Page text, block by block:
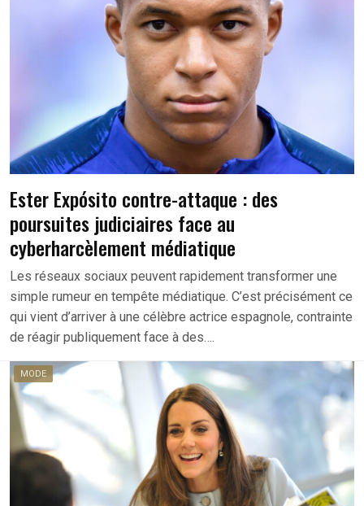
Ester Expósito contre-attaque : des
poursuites judiciaires face au
cyberharcèlement médiatique
Les réseaux sociaux peuvent rapidement transformer une
simple rumeur en tempête médiatique. C’est précisément ce
qui vient d’arriver à une célèbre actrice espagnole, contrainte
de réagir publiquement face à des….
MODE